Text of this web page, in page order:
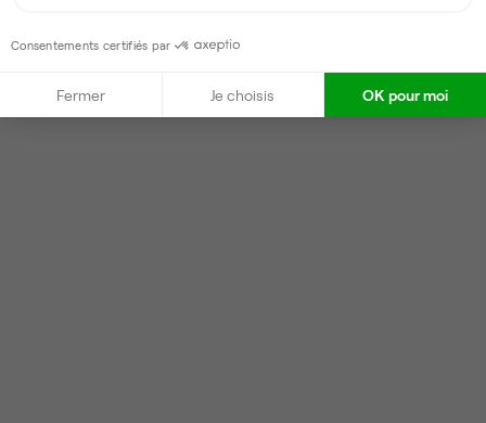
Consentements certifiés par
Fermer Je choisis OK pour moi